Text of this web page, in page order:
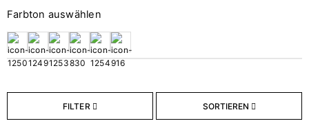
Klassisch
Neon
Deckungsgrad
Farbton auswählen
FILTER SORTIEREN